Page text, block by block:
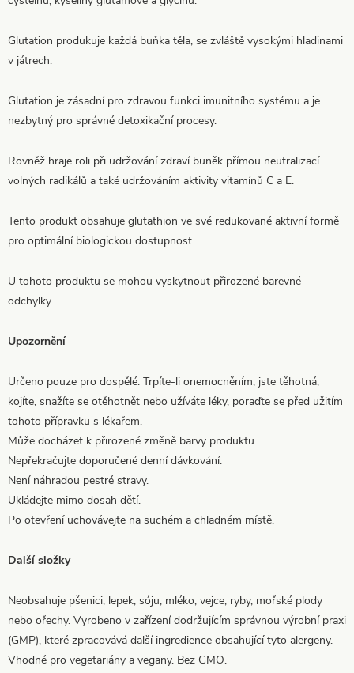
Glutation produkuje každá buňka těla, se zvláště vysokými hladinami
v játrech.
Glutation je zásadní pro zdravou funkci imunitního systému a je
nezbytný pro správné detoxikační procesy.
Rovněž hraje roli při udržování zdraví buněk přímou neutralizací
volných radikálů a také udržováním aktivity vitamínů C a E.
Tento produkt obsahuje glutathion ve své redukované aktivní formě
pro optimální biologickou dostupnost.
U tohoto produktu se mohou vyskytnout přirozené barevné
odchylky.
Upozornění
Určeno pouze pro dospělé. Trpíte-li onemocněním, jste těhotná,
kojíte, snažíte se otěhotnět nebo užíváte léky, poraďte se před užitím
tohoto přípravku s lékařem.
Může docházet k přirozené změně barvy produktu.
Nepřekračujte doporučené denní dávkování.
Není náhradou pestré stravy.
Ukládejte mimo dosah dětí.
Po otevření uchovávejte na suchém a chladném místě.
Další složky
Neobsahuje pšenici, lepek, sóju, mléko, vejce, ryby, mořské plody
nebo ořechy. Vyrobeno v zařízení dodržujícím správnou výrobní praxi
(GMP), které zpracovává další ingredience obsahující tyto alergeny.
Vhodné pro vegetariány a vegany. Bez GMO.